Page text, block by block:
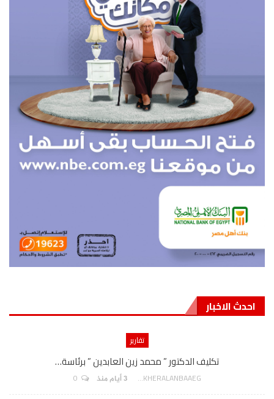
احدث الاخبار
تقارير
تكليف الدكتور ” محمد زين العابدين ” برئاسة…
AKHERALANBAAEG 3 أيام منذ